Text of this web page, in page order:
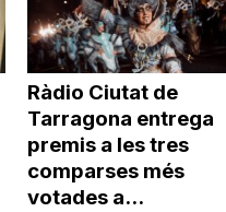
Ràdio Ciutat de
Tarragona entrega
premis a les tres
comparses més
votades a...